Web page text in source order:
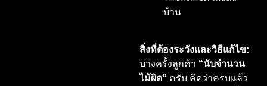
บ้าน
สิ่งที่ต้องระวังและวิธีแก้ไข:
บางครั้งลูกค้า “นับจำนวน
ไม้ผิด” ครับ คิดว่าครบแล้ว